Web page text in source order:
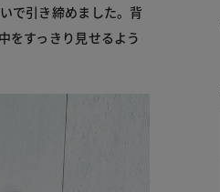
で引き締めました。背
をすっきり見せるよう